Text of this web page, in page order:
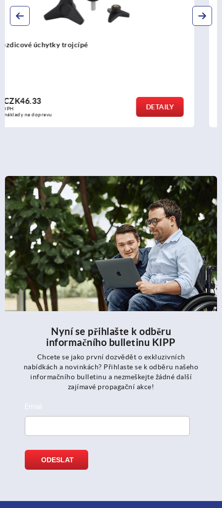
Hvězdicové úchyty, z vizuálně detektovatelného plastu, s
odCZK150.15
plus náklady na dopravu
DETAILY
Nyní se přihlašte k odběru
informačního bulletinu KIPP
Chcete se jako první dozvědět o exkluzivních
nabídkách a novinkách? Přihlaste se k odběru našeho
informačního bulletinu a nezmeškejte žádné další
zajímavé propagační akce!